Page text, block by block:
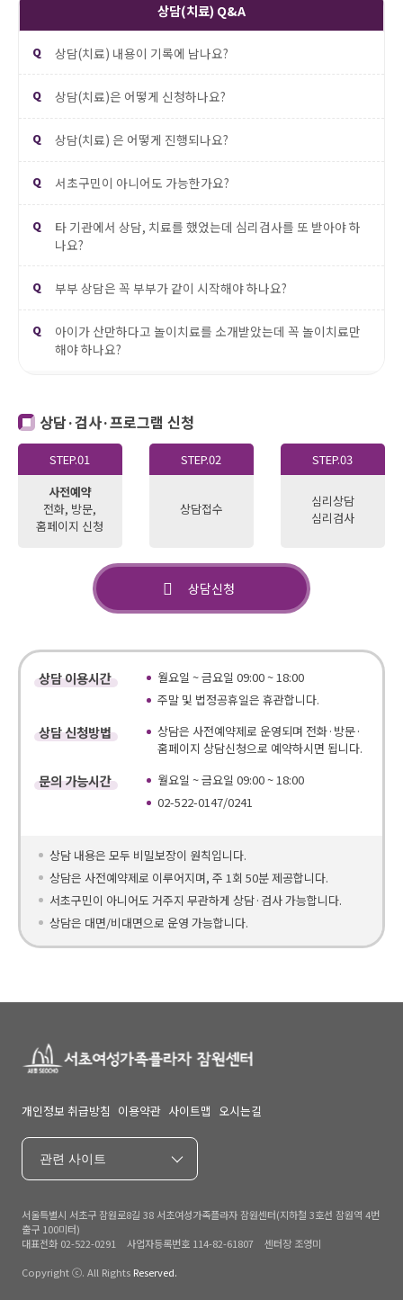
상담(치료) Q&A
Q 상담(치료) 내용이 기록에 남나요?
Q 상담(치료)은 어떻게 신청하나요?
Q 상담(치료) 은 어떻게 진행되나요?
Q 서초구민이 아니어도 가능한가요?
Q
타 기관에서 상담, 치료를 했었는데 심리검사를 또 받아야 하
나요?
Q 부부 상담은 꼭 부부가 같이 시작해야 하나요?
Q
아이가 산만하다고 놀이치료를 소개받았는데 꼭 놀이치료만
해야 하나요?
상담·검사·프로그램 신청
STEP.01
사전예약
전화, 방문,
홈페이지 신청
STEP.02
상담접수
STEP.03
심리상담
심리검사
상담신청
상담 이용시간
월요일 ~ 금요일 09:00 ~ 18:00
주말 및 법정공휴일은 휴관합니다.
상담 신청방법
상담은 사전예약제로 운영되며 전화·방문·
홈페이지 상담신청으로 예약하시면 됩니다.
문의 가능시간
월요일 ~ 금요일 09:00 ~ 18:00
02-522-0147/0241
상담 내용은 모두 비밀보장이 원칙입니다.
상담은 사전예약제로 이루어지며, 주 1회 50분 제공합니다.
서초구민이 아니어도 거주지 무관하게 상담·검사 가능합니다.
상담은 대면/비대면으로 운영 가능합니다.
개인정보 취급방침 이용약관 사이트맵 오시는길
관련 사이트
서울특별시 서초구 잠원로8길 38 서초여성가족플라자 잠원센터(지하철 3호선 잠원역 4번
출구 100미터)
대표전화 02-522-0291 사업자등록번호 114-82-61807 센터장 조영미
Copyright ⓒ. All Rights Reserved.